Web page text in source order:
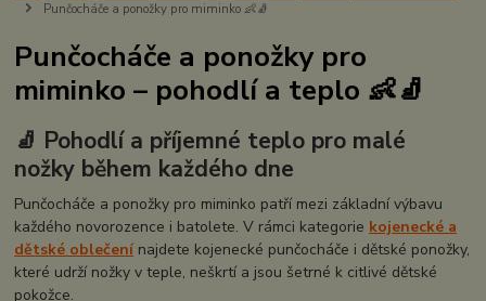
Punčocháče a ponožky pro miminko 👶🧦
Punčocháče a ponožky pro
miminko – pohodlí a teplo 👶🧦
🧦 Pohodlí a příjemné teplo pro malé
nožky během každého dne
Punčocháče a ponožky pro miminko patří mezi základní výbavu
každého novorozence i batolete. V rámci kategorie kojenecké a
dětské oblečení najdete kojenecké punčocháče i dětské ponožky,
které udrží nožky v teple, neškrtí a jsou šetrné k citlivé dětské
pokožce.